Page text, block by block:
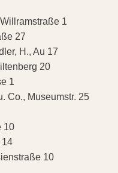
1
27
H., Au 17
20
1
Co., Museumstr. 25
10
10